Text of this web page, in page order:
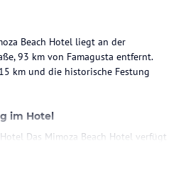
Beach Hotel liegt an der
93 km von Famagusta entfernt.
km und die historische Festung
im Hotel
Das Mimoza Beach Hotel verfügt
38 Doppelzimmer und 6